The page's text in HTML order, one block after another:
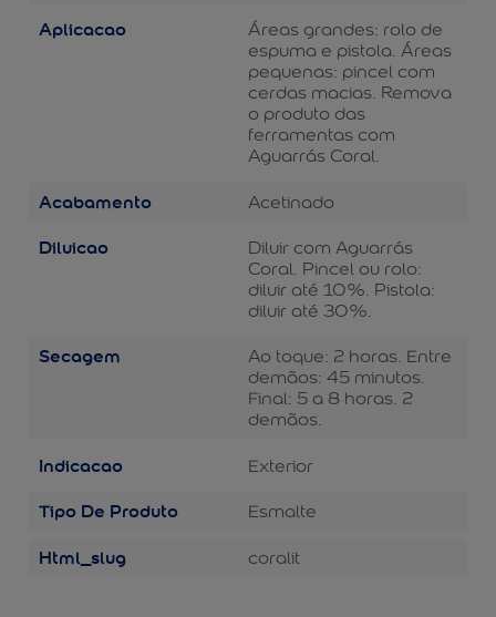
Aplicacao
Áreas grandes: rolo de
espuma e pistola. Áreas
pequenas: pincel com
cerdas macias. Remova
o produto das
ferramentas com
Aguarrás Coral.
Acabamento Acetinado
Diluicao
Diluir com Aguarrás
Coral. Pincel ou rolo:
diluir até 10%. Pistola:
diluir até 30%.
Secagem
Ao toque: 2 horas. Entre
demãos: 45 minutos.
Final: 5 a 8 horas. 2
demãos.
Indicacao Exterior
Tipo De Produto Esmalte
Html_slug coralit